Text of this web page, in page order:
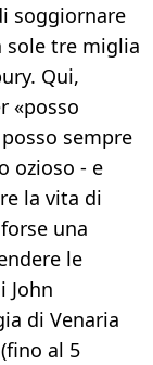
soggiornare
sole tre miglia
Qui,
«posso
sempre
ozioso - e
la vita di
una
le
John
di Venaria
al 5